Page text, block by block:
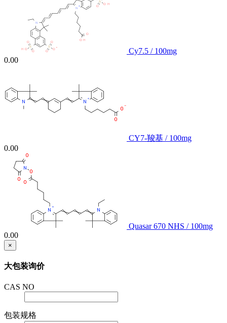
Cy7.5 / 100mg
0.00
CY7-羧基 / 100mg
0.00
Quasar 670 NHS / 100mg
0.00
×
大包装询价
CAS NO
包装规格